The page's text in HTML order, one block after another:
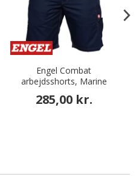
Engel Combat
arbejdsshorts, Marine
285,00 kr.